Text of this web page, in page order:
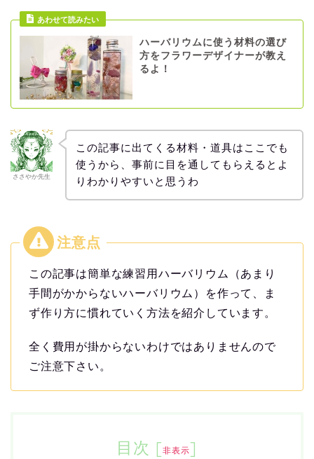
あわせて読みたい
ハーバリウムに使う材料の選び
方をフラワーデザイナーが教え
るよ！
ささやか先生
この記事に出てくる材料・道具はここでも
使うから、事前に目を通してもらえるとよ
りわかりやすいと思うわ
この記事は簡単な練習用ハーバリウム（あまり
手間がかからないハーバリウム）を作って、ま
ず作り方に慣れていく方法を紹介しています。
全く費用が掛からないわけではありませんので
ご注意下さい。
目次 [非表示]